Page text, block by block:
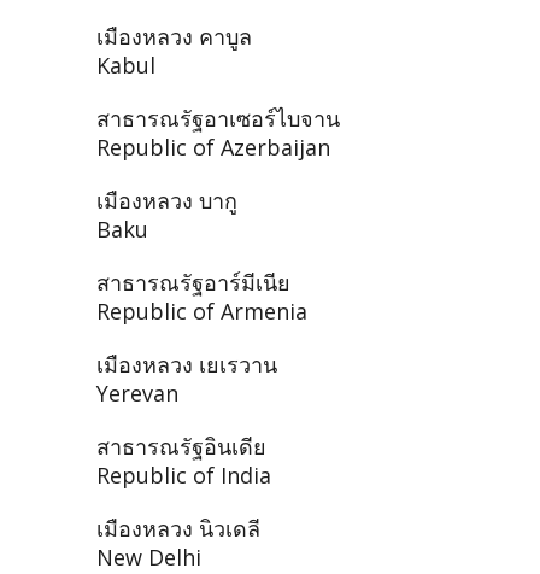
เมืองหลวง คาบูล
Kabul
สาธารณรัฐอาเซอร์ไบจาน
Republic of Azerbaijan
เมืองหลวง บากู
Baku
สาธารณรัฐอาร์มีเนีย
Republic of Armenia
เมืองหลวง เยเรวาน
Yerevan
สาธารณรัฐอินเดีย
Republic of India
เมืองหลวง นิวเดลี
New Delhi